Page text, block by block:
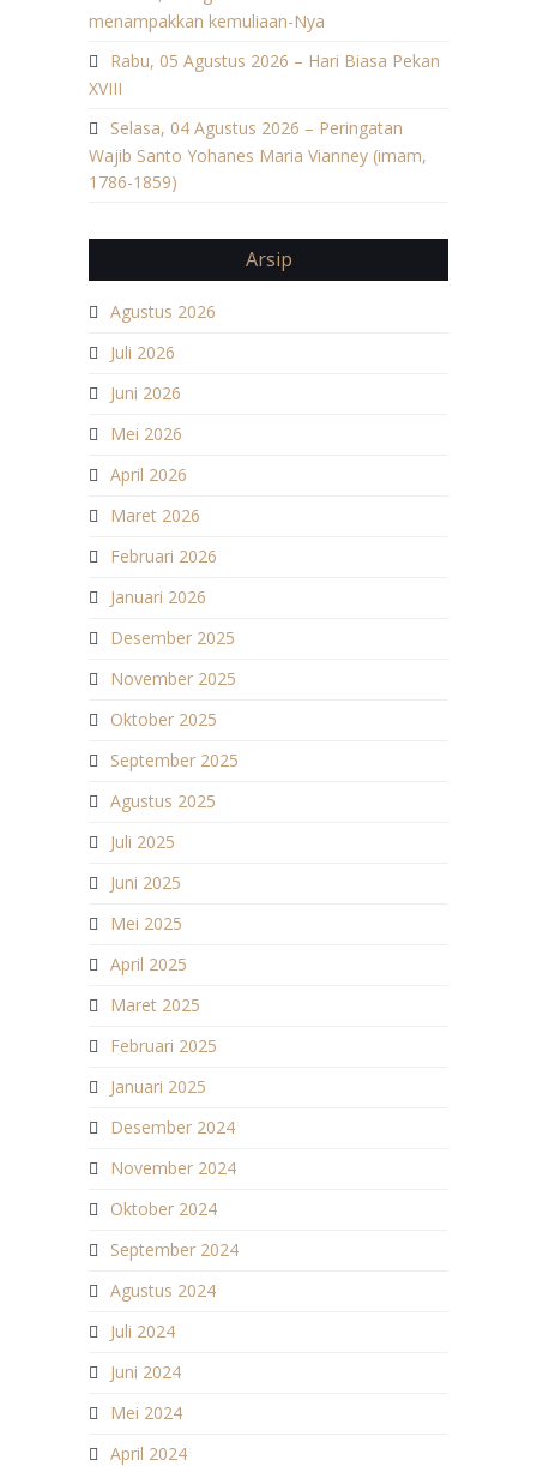
menampakkan kemuliaan-Nya
Rabu, 05 Agustus 2026 – Hari Biasa Pekan
XVIII
Selasa, 04 Agustus 2026 – Peringatan
Wajib Santo Yohanes Maria Vianney (imam,
1786-1859)
Arsip
Agustus 2026
Juli 2026
Juni 2026
Mei 2026
April 2026
Maret 2026
Februari 2026
Januari 2026
Desember 2025
November 2025
Oktober 2025
September 2025
Agustus 2025
Juli 2025
Juni 2025
Mei 2025
April 2025
Maret 2025
Februari 2025
Januari 2025
Desember 2024
November 2024
Oktober 2024
September 2024
Agustus 2024
Juli 2024
Juni 2024
Mei 2024
April 2024